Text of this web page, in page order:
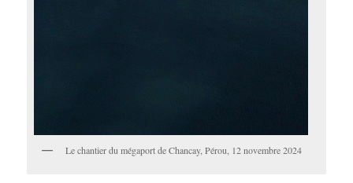
Le chantier du mégaport de Chancay, Pérou, 12 novembre 2024